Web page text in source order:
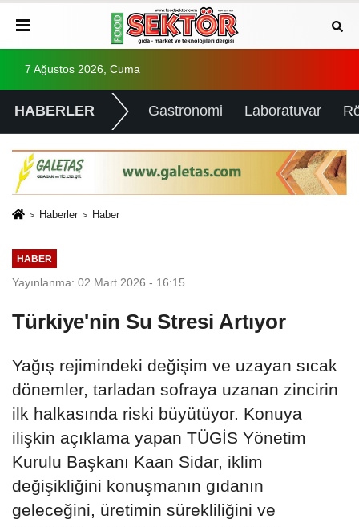
7 Ağustos 2026, Cuma
HABERLER Gastronomi Laboratuvar
Haberler Haber
HABER
Yayınlanma: 02 Mart 2026 - 16:15
Türkiye'nin Su Stresi Artıyor
Yağış rejimindeki değişim ve uzayan sıcak
dönemler, tarladan sofraya uzanan zincirin
ilk halkasında riski büyütüyor. Konuya
ilişkin açıklama yapan TÜGİS Yönetim
Kurulu Başkanı Kaan Sidar, iklim
değişikliğini konuşmanın gıdanın
geleceğini, üretimin sürekliliğini ve